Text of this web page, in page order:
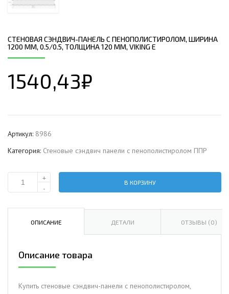
СТЕНОВАЯ СЭНДВИЧ-ПАНЕЛЬ С ПЕНОПОЛИСТИРОЛОМ, ШИРИНА
1200 ММ, 0.5/0.5, ТОЛЩИНА 120 ММ, VIKING E
1540,43₽
Артикул: 8986
Категория: Стеновые сэндвич панели с пенополистиролом ППР
Количество
сэндвич-
ширина
1200
0.5/0.5,
+
-
В КОРЗИНУ
ОПИСАНИЕ ДЕТАЛИ ОТЗЫВЫ (0)
Описание товара
Купить стеновые сэндвич-панели с пенополистиролом,